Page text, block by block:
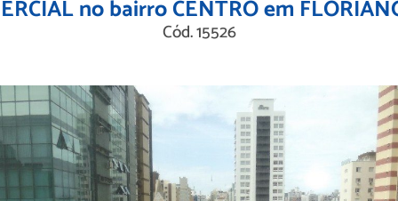
no bairro CENTRO em
Cód. 15526